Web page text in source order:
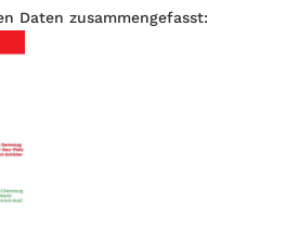
Daten zusammengefasst: